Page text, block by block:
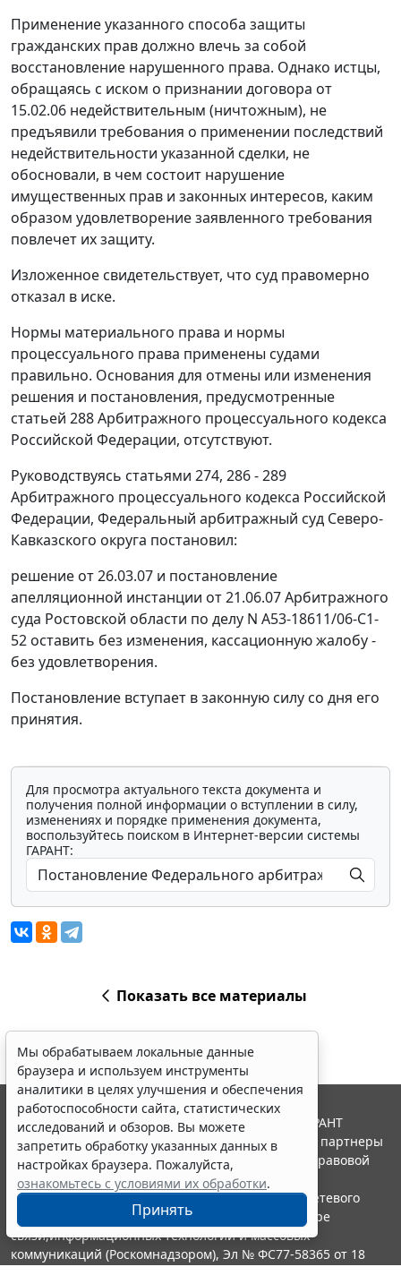
Применение указанного способа защиты
гражданских прав должно влечь за собой
восстановление нарушенного права. Однако истцы,
обращаясь с иском о признании договора от
15.02.06 недействительным (ничтожным), не
предъявили требования о применении последствий
недействительности указанной сделки, не
обосновали, в чем состоит нарушение
имущественных прав и законных интересов, каким
образом удовлетворение заявленного требования
повлечет их защиту.
Изложенное свидетельствует, что суд правомерно
отказал в иске.
Нормы материального права и нормы
процессуального права применены судами
правильно. Основания для отмены или изменения
решения и постановления, предусмотренные
статьей 288Арбитражного процессуального кодекса
Российской Федерации, отсутствуют.
Руководствуясь статьями 274, 286 - 289
Арбитражного процессуального кодекса Российской
Федерации, Федеральный арбитражный суд Северо-
Кавказского округа постановил:
решение от 26.03.07 и постановление
апелляционной инстанции от 21.06.07 Арбитражного
суда Ростовской области по делу N А53-18611/06-С1-
52 оставить без изменения, кассационную жалобу -
без удовлетворения.
Постановление вступает в законную силу со дня его
принятия.
Для просмотра актуального текста документа и
получения полной информации о вступлении в силу,
изменениях и порядке применения документа,
воспользуйтесь поиском в Интернет-версии системы
ГАРАНТ:
Показать все материалы
Мы обрабатываем локальные данные
браузера и используем инструменты
аналитики в целях улучшения и обеспечения
работоспособности сайта, статистических
исследований и обзоров. Вы можете
запретить обработку указанных данных в
настройках браузера. Пожалуйста,
ознакомьтесь с условиями их обработки.
Принять
© ООО "НПП "ГАРАНТ-СЕРВИС", 2026. Система ГАРАНТ
выпускается с 1990 года. Компания "Гарант" и ее партнеры
являются участниками Российской ассоциации правовой
информации ГАРАНТ.
Портал ГАРАНТ.РУ зарегистрирован в качестве сетевого
издания Федеральной службой по надзору в сфере
связи,информационных технологий и массовых
коммуникаций (Роскомнадзором), Эл № ФС77-58365 от 18